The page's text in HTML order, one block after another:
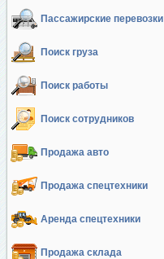
Пассажирские перевозки
Поиск груза
Поиск работы
Поиск сотрудников
Продажа авто
Продажа спецтехники
Аренда спецтехники
Продажа склада